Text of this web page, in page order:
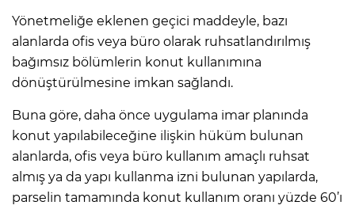
Yönetmeliğe eklenen geçici maddeyle, bazı
alanlarda ofis veya büro olarak ruhsatlandırılmış
bağımsız bölümlerin konut kullanımına
dönüştürülmesine imkan sağlandı.
Buna göre, daha önce uygulama imar planında
konut yapılabileceğine ilişkin hüküm bulunan
alanlarda, ofis veya büro kullanım amaçlı ruhsat
almış ya da yapı kullanma izni bulunan yapılarda,
parselin tamamında konut kullanım oranı yüzde 60’ı